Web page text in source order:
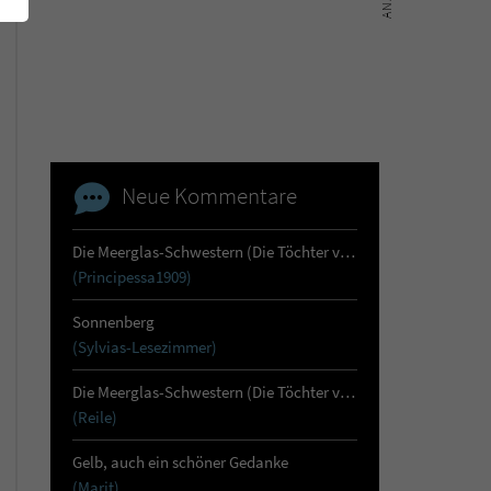
Neue Kommentare
Die Meerglas-Schwestern (Die Töchter von Skara 1)
(Principessa1909)
Sonnenberg
(Sylvias-Lesezimmer)
Die Meerglas-Schwestern (Die Töchter von Skara 1)
(Reile)
Gelb, auch ein schöner Gedanke